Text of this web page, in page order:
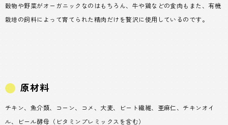
穀物や野菜がオーガニックなのはもちろん、牛や鶏などの食肉もまた、有機
栽培の飼料によって育てられた精肉だけを贅沢に使用しているのです。
原材料
チキン、魚介類、コーン、コメ、大麦、ビート繊維、亜麻仁、チキンオイ
ル、ビール酵母（ビタミンプレミックスを含む）